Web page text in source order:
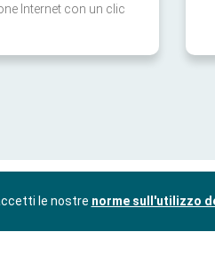
Internet con un clic
le nostre norme sull'utilizzo